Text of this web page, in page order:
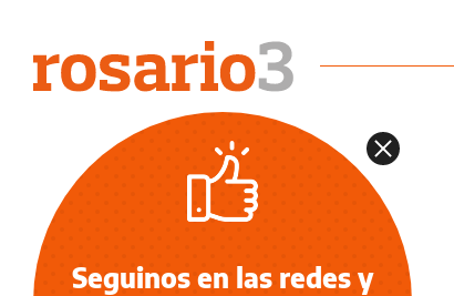
Seguinos en las redes y